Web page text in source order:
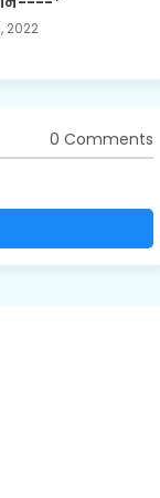
2022
0 Comments